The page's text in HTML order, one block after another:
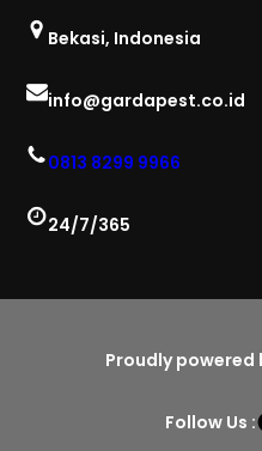
Bekasi, Indonesia
info@gardapest.co.id
0813 8299 9966
24/7/365
Proudly powered
Follow Us :